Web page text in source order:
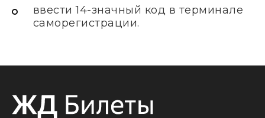
ввести 14-значный код в терминале
саморегистрации.